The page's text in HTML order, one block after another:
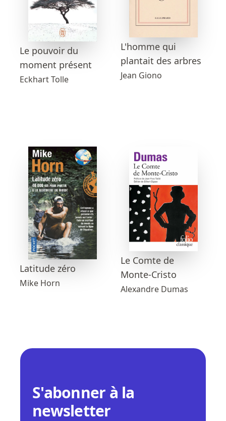
Le pouvoir du
moment présent
Eckhart Tolle
L'homme qui
plantait des arbres
Jean Giono
Latitude zéro
Mike Horn
Le Comte de
Monte-Cristo
Alexandre Dumas
S'abonner à la
newsletter